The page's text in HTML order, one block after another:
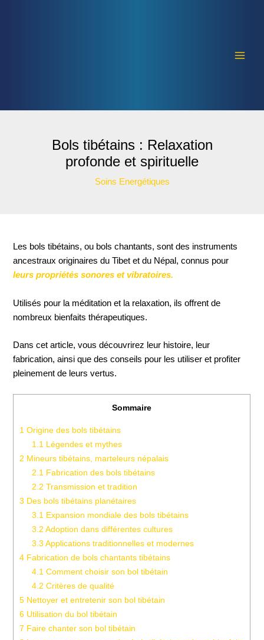
Bols tibétains : Relaxation
profonde et spirituelle
Soins Energétiques
Les bols tibétains, ou bols chantants, sont des instruments
ancestraux originaires du Tibet et du Népal, connus pour
leurs propriétés sonores et vibratoires.
Utilisés pour la méditation et la relaxation, ils offrent de
nombreux bienfaits thérapeutiques.
Dans cet article, vous découvrirez leur histoire, leur
fabrication, ainsi que des conseils pour les utiliser et profiter
pleinement de leurs vertus.
Sommaire
1 Origine des bols tibétains
1.1 Légendes et mythes
2 Mineurs tibétains, marteleurs népalais
2.1 Fabrication des bols tibétains
2.2 Transmission et tradition
3 Des bols tibétains planétaires
3.1 Expansion mondiale des bols tibétains
3.2 Adoption dans différentes cultures
3.3 Applications traditionnelles et modernes
4 Fabrication de bols chantants tibétains
4.1 Comment choisir son bol tibétain
4.2 Critères de qualité
5 Nettoyer et entretenir son bol tibétain
6 Utilisation du bol tibétain
7 Faire chanter son bol tibétain